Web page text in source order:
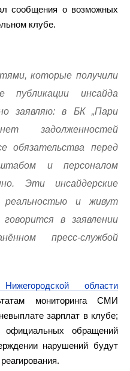
сообщения о возможных
клубе.
которые получили
публикации инсайда
заявляю: в БК „Пари
задолженностей
обязательства перед
и персоналом
Эти инсайдерские
и живут
в заявлении
пресс‑службой
Нижегородской области
мониторинга СМИ
зарплат в клубе;
официальных обращений
нарушений будут